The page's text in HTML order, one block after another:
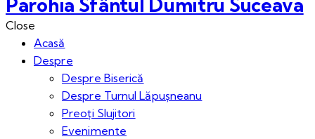
Parohia Sfântul Dumitru Suceava
Close
Acasă
Despre
Despre Biserică
Despre Turnul Lăpușneanu
Preoți Slujitori
Evenimente